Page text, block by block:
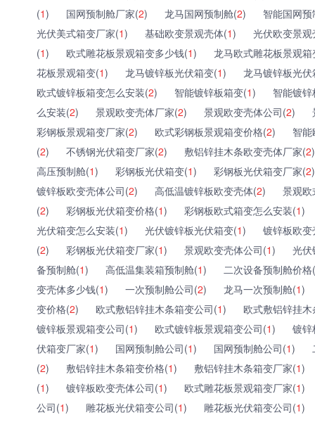
(1) 国网预制舱厂家(2) 龙马国网预制舱(2)
智能国网
光伏美式箱变厂家(1) 基础欧变景观壳体(1)
光伏欧变景
(1) 欧式雕花板景观箱变多少钱(1)
龙马欧式雕花板景观箱
花板景观箱变(1) 龙马镀锌板光伏箱变(1)
龙马镀锌板光
欧式镀锌板箱变怎么安装(2) 智能镀锌板箱变(1)
智能镀
么安装(2) 景观欧变壳体厂家(2) 景观欧变壳体公司(2)
彩钢板景观箱变厂家(2) 欧式彩钢板景观箱变价格(2)
智
(2) 不锈钢光伏箱变厂家(2) 敷铝锌挂木条欧变壳体厂家(2)
高压预制舱(1) 彩钢板光伏箱变(1) 彩钢板光伏箱变厂家(2)
镀锌板欧变壳体公司(2) 高低温镀锌板欧变壳体(2)
景观
(2) 彩钢板光伏箱变价格(1) 彩钢板欧式箱变怎么安装(1)
光伏箱变怎么安装(1) 光伏镀锌板光伏箱变(1)
镀锌板欧
(2) 彩钢板光伏箱变厂家(1) 景观欧变壳体公司(1)
光伏
备预制舱(1) 高低温集装箱预制舱(1)
二次设备预制舱价格(
变壳体多少钱(1) 一次预制舱公司(2) 龙马一次预制舱(1)
变价格(2) 欧式敷铝锌挂木条箱变公司(1)
欧式敷铝锌挂
镀锌板景观箱变公司(1) 欧式镀锌板景观箱变公司(1)
镀锌
伏箱变厂家(1) 国网预制舱公司(1) 国网预制舱公司(1)
(2) 敷铝锌挂木条箱变价格(1) 敷铝锌挂木条箱变厂家(1)
(1) 镀锌板欧变壳体公司(1) 欧式雕花板景观箱变厂家(1)
公司(1) 雕花板光伏箱变公司(1) 雕花板光伏箱变公司(1)